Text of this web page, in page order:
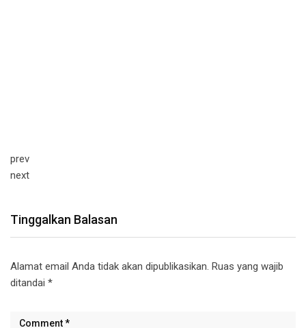
prev
next
Tinggalkan Balasan
Alamat email Anda tidak akan dipublikasikan. Ruas yang wajib
ditandai *